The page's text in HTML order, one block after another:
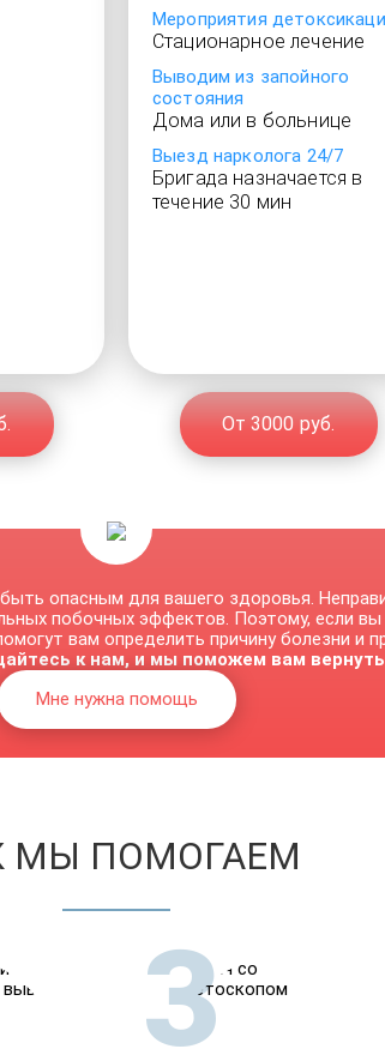
Мероприятия
Стационарное лечение
Выводим из запойного
состояния
Дома или в больнице
Выезд нарколога 24/7
Бригада назначается в
течение 30 мин
От 3000 руб.
опасным для вашего здоровья.
побочных эффектов. Поэтому, если
вам определить причину болезни и
к нам, и мы поможем вам
Мне нужна помощь
МЫ ПОМОГАЕМ
3